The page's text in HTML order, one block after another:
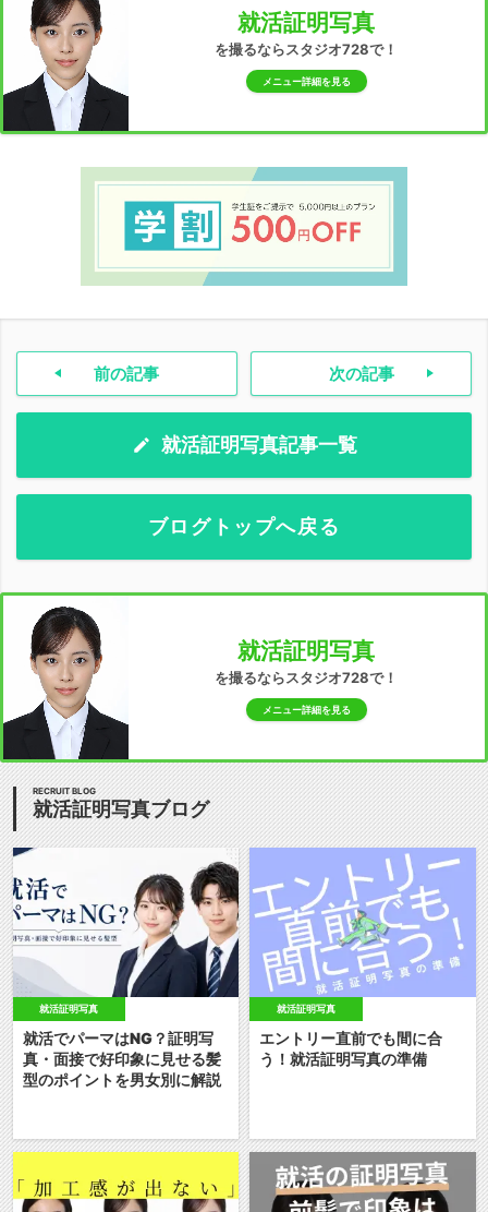
就活証明写真
を撮るならスタジオ728で！
メニュー詳細を見る
前の記事 次の記事
就活証明写真記事一覧
ブログトップへ戻る
就活証明写真
を撮るならスタジオ728で！
メニュー詳細を見る
RECRUIT BLOG
就活証明写真ブログ
就活証明写真
就活でパーマはNG？証明写
真・面接で好印象に見せる髪
型のポイントを男女別に解説
就活証明写真
エントリー直前でも間に合
う！就活証明写真の準備